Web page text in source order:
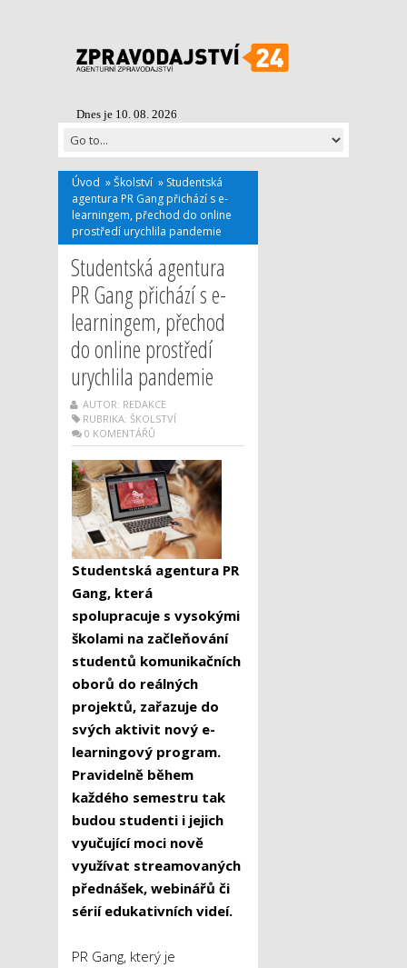
Dnes je 10. 08. 2026
Úvod »Školství » Studentská
agentura PR Gang přichází s e-
learningem, přechod do online
prostředí urychlila pandemie
Studentská agentura
PR Gang přichází s e-
learningem, přechod
do online prostředí
urychlila pandemie
AUTOR: REDAKCE
RUBRIKA: ŠKOLSTVÍ
0 KOMENTÁŘŮ
Studentská agentura PR
Gang, která
spolupracuje s vysokými
školami na začleňování
studentů komunikačních
oborů do reálných
projektů, zařazuje do
svých aktivit nový e-
learningový program.
Pravidelně během
každého semestru tak
budou studenti i jejich
vyučující moci nově
využívat streamovaných
přednášek, webinářů či
sérií edukativních videí.
PR Gang, který je